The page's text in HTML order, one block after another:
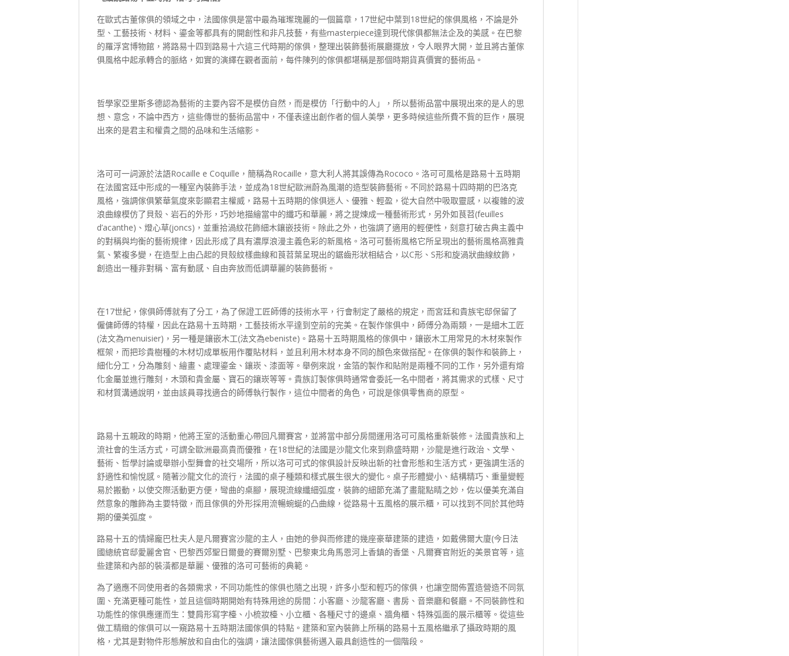
在歐式古董傢俱的領域之中，法國傢俱是當中最為璀璨瑰麗的一個篇章，17世紀中葉到18世紀的傢俱風格，不論是外
型、工藝技術、材料、鎏金等都具有的開創性和非凡技藝，有些masterpiece達到現代傢俱都無法企及的美感。在巴黎
的羅浮宮博物館，將路易十四到路易十六這三代時期的傢俱，整理出裝飾藝術展廳擺放，令人眼界大開，並且將古董傢
俱風格中起承轉合的脈絡，如實的演繹在觀者面前，每件陳列的傢俱都堪稱是那個時期貨真價實的藝術品。
哲學家亞里斯多德認為藝術的主要內容不是模仿自然，而是模仿「行動中的人」，所以藝術品當中展現出來的是人的思
想、意念，不論中西方，這些傳世的藝術品當中，不僅表達出創作者的個人美學，更多時候這些所費不貲的巨作，展現
出來的是君主和權貴之間的品味和生活縮影。
洛可可一詞源於法語Rocaille e Coquille，簡稱為Rocaille，意大利人將其誤傳為Rococo。洛可可風格是路易十五時期
在法國宮廷中形成的一種室內裝飾手法，並成為18世紀歐洲蔚為風潮的造型裝飾藝術。不同於路易十四時期的巴洛克
風格，強調傢俱繁華氣度來彰顯君主權威，路易十五時期的傢俱迷人、優雅、輕盈，從大自然中吸取靈感，以複雜的波
浪曲線模仿了貝殼、岩石的外形，巧妙地描繪當中的纖巧和華麗，將之提煉成一種藝術形式，另外如茛苕(feuilles
d’acanthe)、燈心草(joncs)，並重拾渦紋花飾細木鑲嵌技術。除此之外，也強調了適用的輕便性，刻意打破古典主義中
的對稱與均衡的藝術規律，因此形成了具有濃厚浪漫主義色彩的新風格。洛可可藝術風格它所呈現出的藝術風格高雅貴
氣、繁複多變，在造型上由凸起的貝殼紋樣曲線和莨苕葉呈現出的鋸齒形狀相結合，以C形、S形和旋渦狀曲線紋飾，
創造出一種非對稱、富有動感、自由奔放而低調華麗的裝飾藝術。
在17世紀，傢俱師傅就有了分工，為了保證工匠師傅的技術水平，行會制定了嚴格的規定，而宮廷和貴族宅邸保留了
僱傭師傅的特權，因此在路易十五時期，工藝技術水平達到空前的完美。在製作傢俱中，師傅分為兩類，一是細木工匠
(法文為menuisier)，另一種是鑲嵌木工(法文為ebeniste)。路易十五時期風格的傢俱中，鑲嵌木工用常見的木材來製作
框架，而把珍貴樹種的木材切成單板用作覆貼材料，並且利用木材本身不同的顏色來做搭配。在傢俱的製作和裝飾上，
細化分工，分為雕刻、繪畫、處理鎏金、鑲崁、漆面等。舉例來說，金箔的製作和貼附是兩種不同的工作，另外還有熔
化金屬並進行雕刻，木頭和貴金屬、寶石的鑲崁等等。貴族訂製傢俱時通常會委託一名中間者，將其需求的式樣、尺寸
和材質溝通說明，並由該員尋找適合的師傅執行製作，這位中間者的角色，可說是傢俱零售商的原型。
路易十五親政的時期，他將王室的活動重心帶回凡爾賽宮，並將當中部分房間運用洛可可風格重新裝修。法國貴族和上
流社會的生活方式，可謂全歐洲最高貴而優雅，在18世紀的法國是沙龍文化來到鼎盛時期，沙龍是進行政治、文學、
藝術、哲學討論或舉辦小型舞會的社交場所，所以洛可可式的傢俱設計反映出新的社會形態和生活方式，更強調生活的
舒適性和愉悅感。隨著沙龍文化的流行，法國的桌子種類和樣式展生很大的變化。桌子形體變小、結構精巧、重量變輕
易於搬動，以使交際活動更方便，彎曲的桌腳，展現流線纖細弧度，裝飾的細節充滿了畫龍點睛之妙，佐以優美充滿自
然意象的雕飾為主要特徵，而且傢俱的外形採用流暢蜿蜒的凸曲線，從路易十五風格的展示櫃，可以找到不同於其他時
期的優美弧度。
路易十五的情婦龐巴杜夫人是凡爾賽宮沙龍的主人，由她的參與而修建的幾座豪華建築的建造，如戴佛爾大廈(今日法
國總統官邸愛麗舍官、巴黎西郊聖日爾曼的賽爾別墅、巴黎東北角馬恩河上香鎮的香堡、凡爾賽官附近的美景官等，這
些建築和內部的裝潢都是華麗、優雅的洛可可藝術的典範。
為了適應不同使用者的各類需求，不同功能性的傢俱也隨之出現，許多小型和輕巧的傢俱，也讓空間佈置造營造不同氛
圍、充滿更種可能性，並且這個時期開始有特殊用途的房間：小客廳、沙龍客廳、書房、音樂廳和餐廳。不同裝飾性和
功能性的傢俱應運而生：雙肩形寫字檯、小梳妝檯、小立櫃、各種尺寸的邊桌、牆角櫃、特殊弧面的展示櫃等。從這些
做工精緻的傢俱可以一窺路易十五時期法國傢俱的特點。建築和室內裝飾上所稱的路易十五風格繼承了攝政時期的風
格，尤其是對物件形態解放和自由化的強調，讓法國傢俱藝術邁入最具創造性的一個階段。